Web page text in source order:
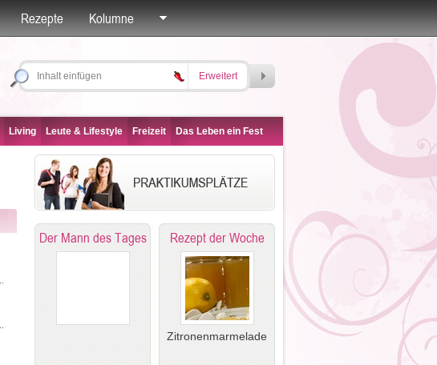
Rezepte Kolumne
Erweitert
Living Leute & Lifestyle Freizeit Das Leben ein Fest
Der Mann des Tages Rezept der Woche
Zitronenmarmelade